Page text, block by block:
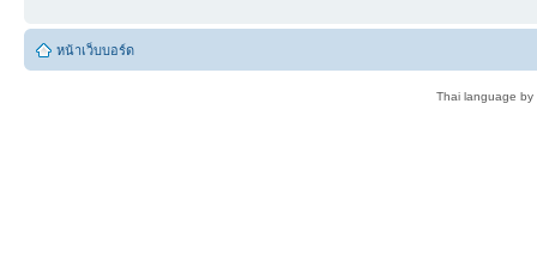
หน้าเว็บบอร์ด
Thai language by